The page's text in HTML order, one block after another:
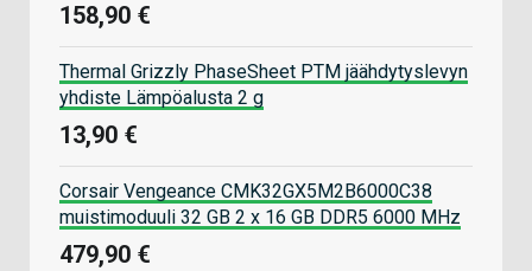
158,90 €
Thermal Grizzly PhaseSheet PTM jäähdytyslevyn
yhdiste Lämpöalusta 2 g
13,90 €
Corsair Vengeance CMK32GX5M2B6000C38
muistimoduuli 32 GB 2 x 16 GB DDR5 6000 MHz
479,90 €